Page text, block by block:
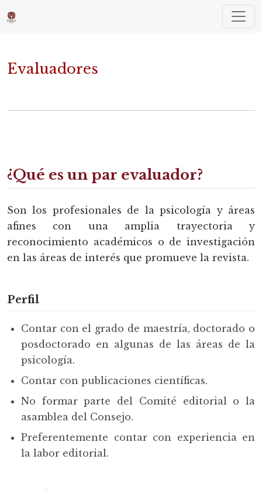
Evaluadores
Evaluadores
¿Qué es un par evaluador?
Son los profesionales de la psicología y áreas
afines con una amplia trayectoria y
reconocimiento académicos o de investigación
en las áreas de interés que promueve la revista.
Perfil
Contar con el grado de maestría, doctorado o
posdoctorado en algunas de las áreas de la
psicología.
Contar con publicaciones científicas.
No formar parte del Comité editorial o la
asamblea del Consejo.
Preferentemente contar con experiencia en
la labor editorial.